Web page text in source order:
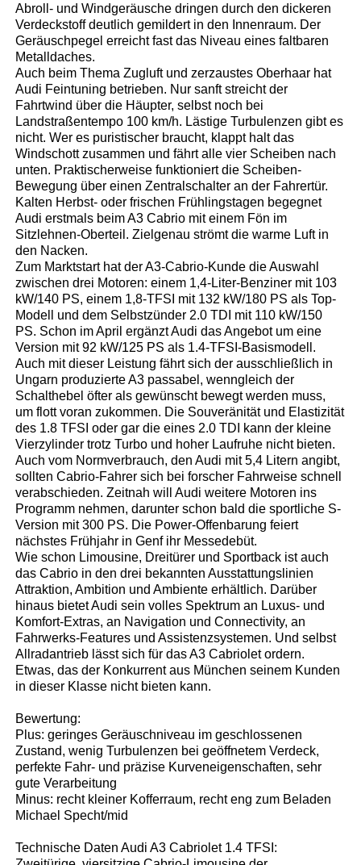
Abroll- und Windgeräusche dringen durch den dickeren
Verdeckstoff deutlich gemildert in den Innenraum. Der
Geräuschpegel erreicht fast das Niveau eines faltbaren
Metalldaches.
Auch beim Thema Zugluft und zerzaustes Oberhaar hat
Audi Feintuning betrieben. Nur sanft streicht der
Fahrtwind über die Häupter, selbst noch bei
Landstraßentempo 100 km/h. Lästige Turbulenzen gibt es
nicht. Wer es puristischer braucht, klappt halt das
Windschott zusammen und fährt alle vier Scheiben nach
unten. Praktischerweise funktioniert die Scheiben-
Bewegung über einen Zentralschalter an der Fahrertür.
Kalten Herbst- oder frischen Frühlingstagen begegnet
Audi erstmals beim A3 Cabrio mit einem Fön im
Sitzlehnen-Oberteil. Zielgenau strömt die warme Luft in
den Nacken.
Zum Marktstart hat der A3-Cabrio-Kunde die Auswahl
zwischen drei Motoren: einem 1,4-Liter-Benziner mit 103
kW/140 PS, einem 1,8-TFSI mit 132 kW/180 PS als Top-
Modell und dem Selbstzünder 2.0 TDI mit 110 kW/150
PS. Schon im April ergänzt Audi das Angebot um eine
Version mit 92 kW/125 PS als 1.4-TFSI-Basismodell.
Auch mit dieser Leistung fährt sich der ausschließlich in
Ungarn produzierte A3 passabel, wenngleich der
Schalthebel öfter als gewünscht bewegt werden muss,
um flott voran zukommen. Die Souveränität und Elastizität
des 1.8 TFSI oder gar die eines 2.0 TDI kann der kleine
Vierzylinder trotz Turbo und hoher Laufruhe nicht bieten.
Auch vom Normverbrauch, den Audi mit 5,4 Litern angibt,
sollten Cabrio-Fahrer sich bei forscher Fahrweise schnell
verabschieden. Zeitnah will Audi weitere Motoren ins
Programm nehmen, darunter schon bald die sportliche S-
Version mit 300 PS. Die Power-Offenbarung feiert
nächstes Frühjahr in Genf ihr Messedebüt.
Wie schon Limousine, Dreitürer und Sportback ist auch
das Cabrio in den drei bekannten Ausstattungslinien
Attraktion, Ambition und Ambiente erhältlich. Darüber
hinaus bietet Audi sein volles Spektrum an Luxus- und
Komfort-Extras, an Navigation und Connectivity, an
Fahrwerks-Features und Assistenzsystemen. Und selbst
Allradantrieb lässt sich für das A3 Cabriolet ordern.
Etwas, das der Konkurrent aus München seinem Kunden
in dieser Klasse nicht bieten kann.
Bewertung:
Plus: geringes Geräuschniveau im geschlossenen
Zustand, wenig Turbulenzen bei geöffnetem Verdeck,
perfekte Fahr- und präzise Kurveneigenschaften, sehr
gute Verarbeitung
Minus: recht kleiner Kofferraum, recht eng zum Beladen
Michael Specht/mid
Technische Daten Audi A3 Cabriolet 1.4 TFSI: